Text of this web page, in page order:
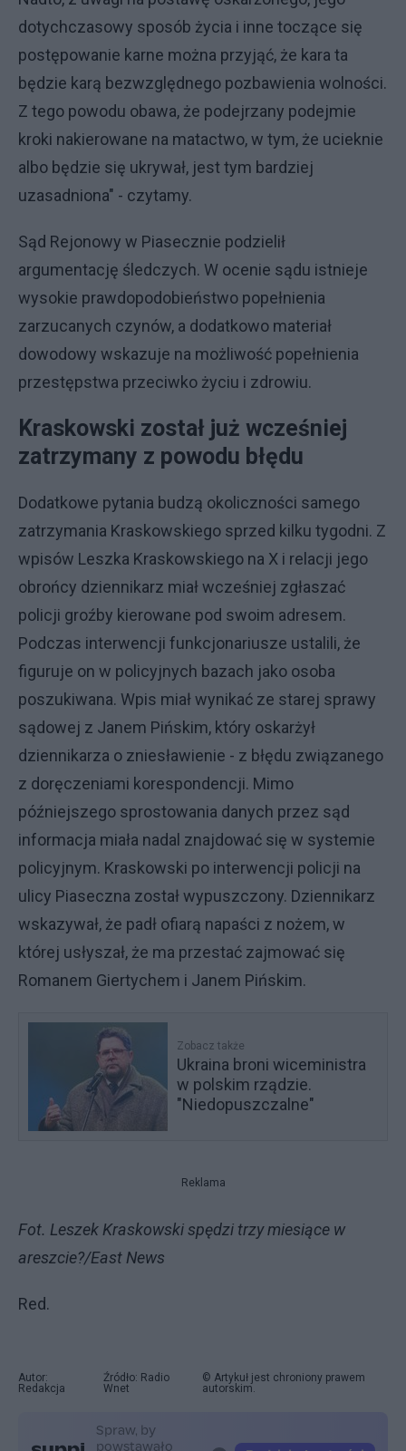
dotychczasowy sposób życia i inne toczące się
postępowanie karne można przyjąć, że kara ta
będzie karą bezwzględnego pozbawienia wolności.
Z tego powodu obawa, że podejrzany podejmie
kroki nakierowane na matactwo, w tym, że ucieknie
albo będzie się ukrywał, jest tym bardziej
uzasadniona" - czytamy.
Sąd Rejonowy w Piasecznie podzielił
argumentację śledczych. W ocenie sądu istnieje
wysokie prawdopodobieństwo popełnienia
zarzucanych czynów, a dodatkowo materiał
dowodowy wskazuje na możliwość popełnienia
przestępstwa przeciwko życiu i zdrowiu.
Kraskowski został już wcześniej
zatrzymany z powodu błędu
Dodatkowe pytania budzą okoliczności samego
zatrzymania Kraskowskiego sprzed kilku tygodni. Z
wpisów Leszka Kraskowskiego na X i relacji jego
obrońcy dziennikarz miał wcześniej zgłaszać
policji groźby kierowane pod swoim adresem.
Podczas interwencji funkcjonariusze ustalili, że
figuruje on w policyjnych bazach jako osoba
poszukiwana. Wpis miał wynikać ze starej sprawy
sądowej z Janem Pińskim, który oskarżył
dziennikarza o zniesławienie - z błędu związanego
z doręczeniami korespondencji. Mimo
późniejszego sprostowania danych przez sąd
informacja miała nadal znajdować się w systemie
policyjnym. Kraskowski po interwencji policji na
ulicy Piaseczna został wypuszczony. Dziennikarz
wskazywał, że padł ofiarą napaści z nożem, w
której usłyszał, że ma przestać zajmować się
Romanem Giertychem i Janem Pińskim.
Zobacz także
Ukraina broni wiceministra
w polskim rządzie.
"Niedopuszczalne"
Reklama
Fot. Leszek Kraskowski spędzi trzy miesiące w
areszcie?/East News
Red.
Autor:
Redakcja
Źródło: Radio
Wnet
© Artykuł jest chroniony prawem
autorskim.